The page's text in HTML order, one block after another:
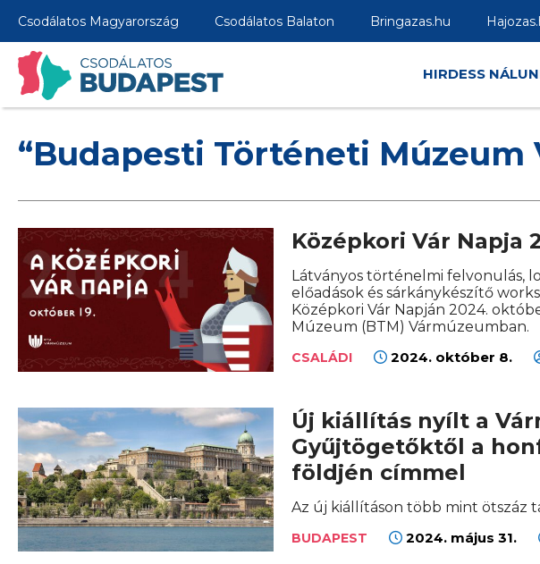
Csodálatos Magyarország Csodálatos Balaton Bringazas.hu
HIRDESS
“Budapesti Történeti
Középkori Vár Napja
Látványos történelmi felvonulás,
előadások és sárkánykészítő
Középkori Vár Napján 2024.
Múzeum (BTM) Vármúzeumban.
CSALÁDI 2024. október 8.
Új kiállítás nyílt a
Gyűjtögetőktől a
földjén címmel
Az új kiállításon több mint ötszáz
BUDAPEST 2024. május 31.